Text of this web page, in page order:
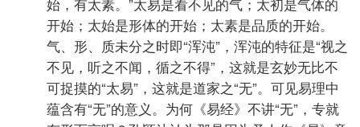
开始；太始是形体的开始；太素是品质的开始。
气、形、质未分之时即“浑沌”，浑沌的特征是“视之
不见，听之不闻，循之不得”，这就是玄妙无比不
可捉摸的“太易”，这就是道家之“无”。可见易理中
蕴含有“无”的意义。为何《易经》不讲“无”，专就